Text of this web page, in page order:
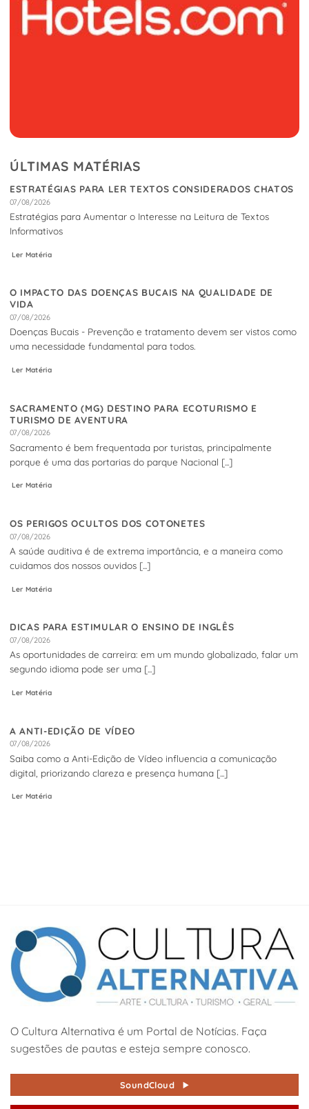
ÚLTIMAS MATÉRIAS
ESTRATÉGIAS PARA LER TEXTOS CONSIDERADOS CHATOS
07/08/2026
Estratégias para Aumentar o Interesse na Leitura de Textos
Informativos
Ler Matéria
O IMPACTO DAS DOENÇAS BUCAIS NA QUALIDADE DE
VIDA
07/08/2026
Doenças Bucais - Prevenção e tratamento devem ser vistos como
uma necessidade fundamental para todos.
Ler Matéria
SACRAMENTO (MG) DESTINO PARA ECOTURISMO E
TURISMO DE AVENTURA
07/08/2026
Sacramento é bem frequentada por turistas, principalmente
porque é uma das portarias do parque Nacional [...]
Ler Matéria
OS PERIGOS OCULTOS DOS COTONETES
07/08/2026
A saúde auditiva é de extrema importância, e a maneira como
cuidamos dos nossos ouvidos [...]
Ler Matéria
DICAS PARA ESTIMULAR O ENSINO DE INGLÊS
07/08/2026
As oportunidades de carreira: em um mundo globalizado, falar um
segundo idioma pode ser uma [...]
Ler Matéria
A ANTI-EDIÇÃO DE VÍDEO
07/08/2026
Saiba como a Anti-Edição de Vídeo influencia a comunicação
digital, priorizando clareza e presença humana [...]
Ler Matéria
O Cultura Alternativa é um Portal de Notícias. Faça
sugestões de pautas e esteja sempre conosco.
SoundCloud